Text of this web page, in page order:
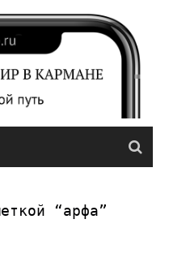
“арфа”